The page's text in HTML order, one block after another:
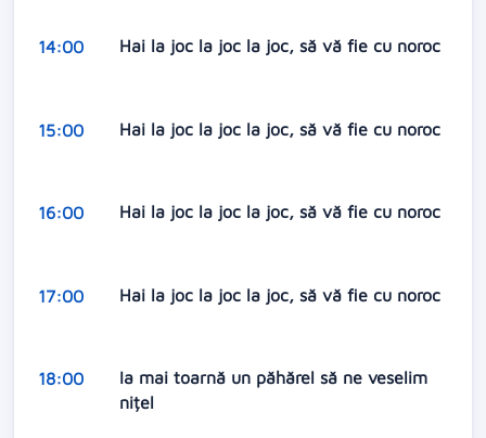
14:00 Hai la joc la joc la joc, să vă fie cu noroc
15:00 Hai la joc la joc la joc, să vă fie cu noroc
16:00 Hai la joc la joc la joc, să vă fie cu noroc
17:00 Hai la joc la joc la joc, să vă fie cu noroc
18:00
Ia mai toarnă un păhărel să ne veselim
nițel